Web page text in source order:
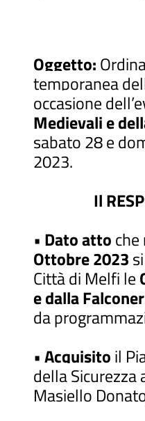
Oggetto:
temporanea
occasione
Medievali e
sabato 28 e
2023.
Il
• Dato atto
Ottobre 2023
Città di Melfi le
e dalla
da
•Acquisitoil
della Sicurezza
Masiello